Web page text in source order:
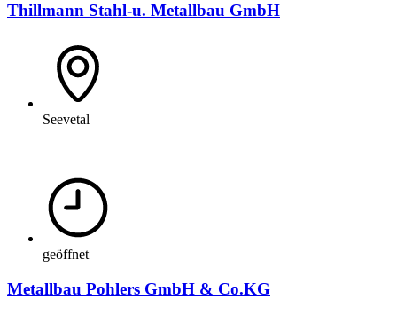
Thillmann Stahl-u. Metallbau GmbH
Seevetal
geöffnet
Metallbau Pohlers GmbH & Co.KG